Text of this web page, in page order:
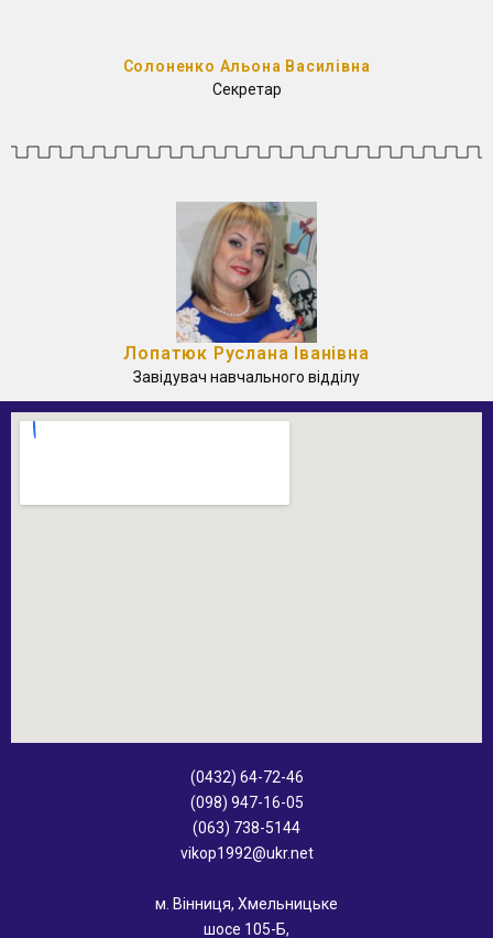
Солоненко Альона Василівна
Секретар
Лопатюк Руслана Іванівна
Завідувач навчального відділу
(0432) 64-72-46
(098) 947-16-05
(063) 738-5144
vikop1992@ukr.net
м. Вінниця, Хмельницьке
шосе 105-Б,